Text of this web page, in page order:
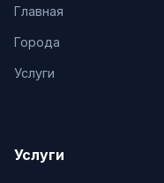
Главная
Города
Услуги
Услуги